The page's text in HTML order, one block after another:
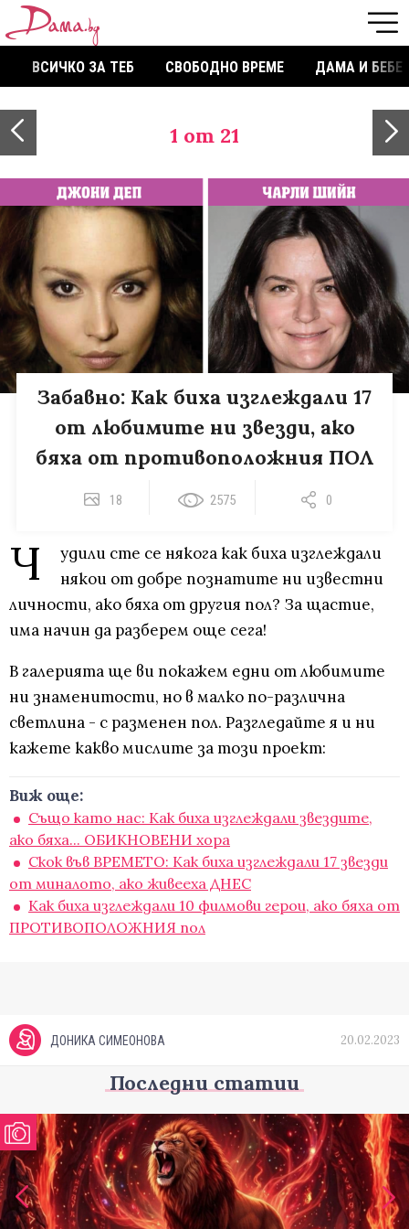
ВСИЧКО ЗА ТЕБ СВОБОДНО ВРЕМЕ ДАМА И БЕБЕ
1 от 21
Забавно: Как биха изглеждали 17
от любимите ни звезди, ако
бяха от противоположния ПОЛ
18 2575 0
Ч
удили сте се някога как биха изглеждали
някои от добре познатите ни известни
личности, ако бяха от другия пол? За щастие,
има начин да разберем още сега!
В галерията ще ви покажем едни от любимите
ни знаменитости, но в малко по-различна
светлина - с разменен пол. Разгледайте я и ни
кажете какво мислите за този проект:
Виж още:
Също като нас: Как биха изглеждали звездите,
ако бяха... ОБИКНОВЕНИ хора
Скок във ВРЕМЕТО: Как биха изглеждали 17 звезди
от миналото, ако живееха ДНЕС
Как биха изглеждали 10 филмови герои, ако бяха от
ПРОТИВОПОЛОЖНИЯ пол
ДОНИКА СИМЕОНОВА 20.02.2023
Последни статии